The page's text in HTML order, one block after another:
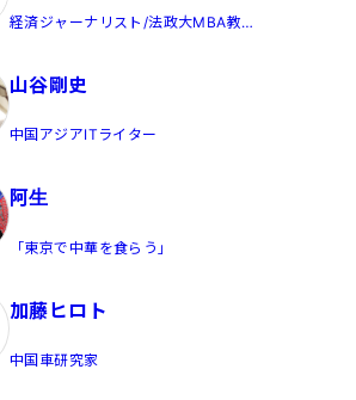
経済ジャーナリスト/法政大MBA教
山谷剛史
中国アジアITライター
阿生
「東京で中華を食らう」
加藤ヒロト
中国車研究家